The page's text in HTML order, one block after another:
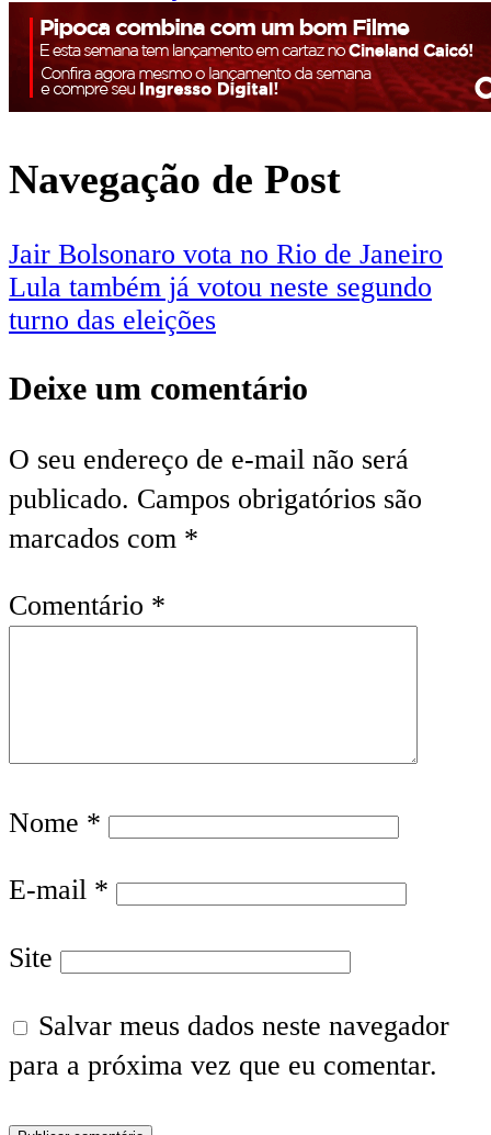
Navegação de Post
Jair Bolsonaro vota no Rio de Janeiro
Lula também já votou neste segundo
turno das eleições
Deixe um comentário
O seu endereço de e-mail não será
publicado. Campos obrigatórios são
marcados com *
Comentário *
Nome *
E-mail *
Site
Salvar meus dados neste navegador
para a próxima vez que eu comentar.